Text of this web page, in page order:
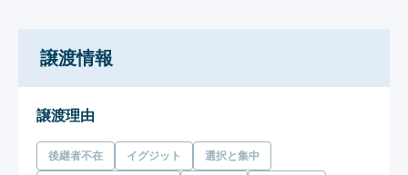
譲渡情報
譲渡理由
後継者不在 イグジット 選択と集中